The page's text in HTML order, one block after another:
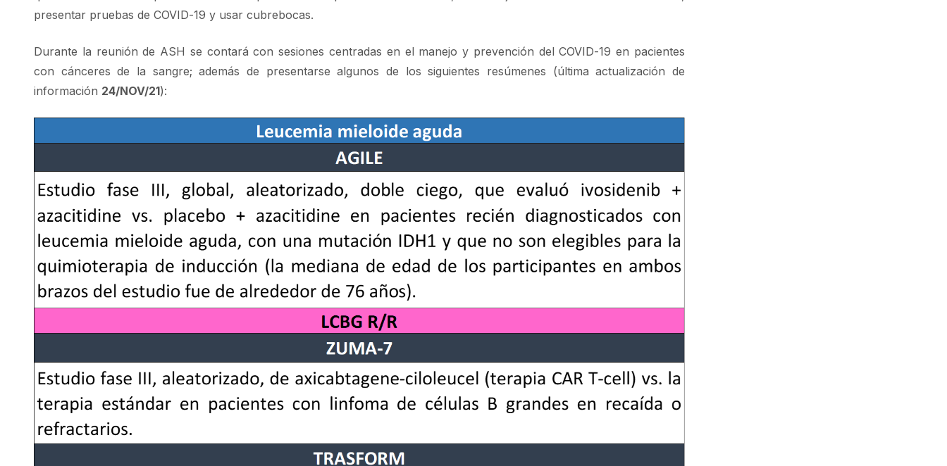
presentar pruebas de COVID-19 y usar cubrebocas.
Durante la reunión de ASH se contará con sesiones centradas en el manejo y prevención del COVID-19 en pacientes
con cánceres de la sangre; además de presentarse algunos de los siguientes resúmenes (última actualización de
información 24/NOV/21):